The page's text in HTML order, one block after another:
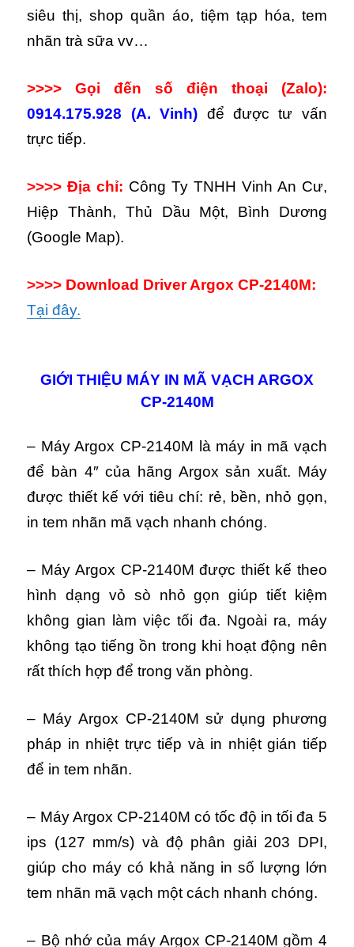
siêu thị, shop quần áo, tiệm tạp hóa, tem
nhãn trà sữa vv…
>>>> Gọi đến số điện thoại (Zalo):
0914.175.928 (A. Vinh) để được tư vấn
trực tiếp.
>>>> Địa chỉ: Công Ty TNHH Vinh An Cư,
Hiệp Thành, Thủ Dầu Một, Bình Dương
(Google Map).
>>>> Download Driver Argox CP-2140M:
Tại đây.
GIỚI THIỆU MÁY IN MÃ VẠCH ARGOX
CP-2140M
– Máy Argox CP-2140M là máy in mã vạch
để bàn 4″ của hãng Argox sản xuất. Máy
được thiết kế với tiêu chí: rẻ, bền, nhỏ gọn,
in tem nhãn mã vạch nhanh chóng.
– Máy Argox CP-2140M được thiết kế theo
hình dạng vỏ sò nhỏ gọn giúp tiết kiệm
không gian làm việc tối đa. Ngoài ra, máy
không tạo tiếng ồn trong khi hoạt động nên
rất thích hợp để trong văn phòng.
– Máy Argox CP-2140M sử dụng phương
pháp in nhiệt trực tiếp và in nhiệt gián tiếp
để in tem nhãn.
– Máy Argox CP-2140M có tốc độ in tối đa 5
ips (127 mm/s) và độ phân giải 203 DPI,
giúp cho máy có khả năng in số lượng lớn
tem nhãn mã vạch một cách nhanh chóng.
– Bộ nhớ của máy Argox CP-2140M gồm 4